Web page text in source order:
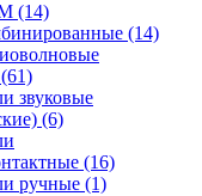
(14)
(14)
(61)
звуковые
(6)
(16)
ручные (1)